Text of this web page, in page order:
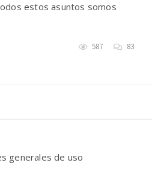
estos asuntos somos
587 83
generales de uso